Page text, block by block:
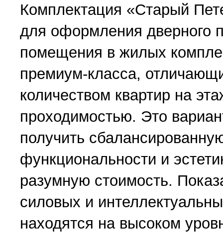
Комплектация «Старый
для оформления дверного
помещения в жилых
премиум-класса,
количеством квартир на
проходимостью. Это
получить
функциональности и
разумную стоимость.
силовых и
находятся на высоком